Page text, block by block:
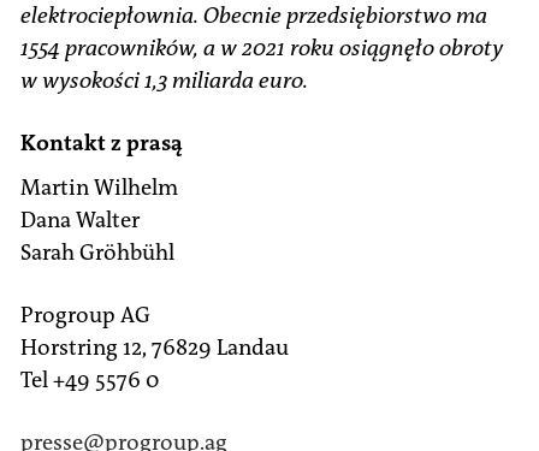
elektrociepłownia. Obecnie przedsiębiorstwo ma
1554 pracowników, a w 2021 roku osiągnęło obroty
w wysokości 1,3 miliarda euro.
Kontakt z prasą
Martin Wilhelm
Dana Walter
Sarah Gröhbühl
Progroup AG
Horstring 12, 76829 Landau
Tel +49 5576 0
presse@progroup.ag